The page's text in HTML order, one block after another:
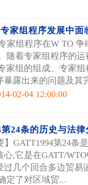
家组程序发展中面
家组程序在W TO
随着专家组程序的
家组的组成、专家
暴露出来的问题及其
02-04 12:00:00
24条的历史与法律
】GATT1994第24条
心,它是在GATT/
过几个回合多边贸易
定了对区域贸...